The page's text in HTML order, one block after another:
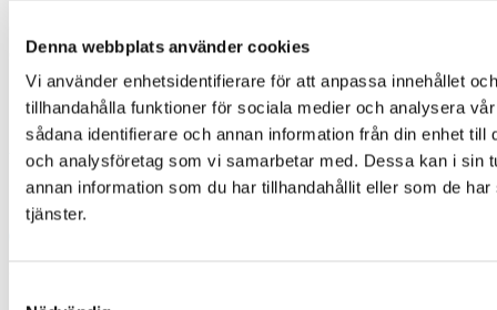
Denna webbplats använder cookies
Vi använder enhetsidentifierare för att anpassa innehållet
tillhandahålla funktioner för sociala medier och analysera
sådana identifierare och annan information från din enhet till
och analysföretag som vi samarbetar med. Dessa kan i sin
annan information som du har tillhandahållit eller som de
tjänster.
om diabetes kan vi med små medel förbättra livet för väldigt
många, säger Fredrik Löndahl, ordförande för Svenska
Diabetesförbundet.
Relaterad information
Therèse Molander
076-0798103
Box 5098